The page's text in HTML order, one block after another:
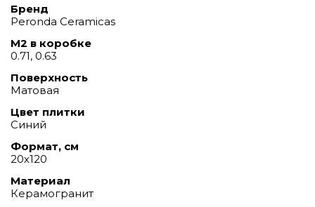
Бренд
Peronda Ceramicas
М2 в коробке
0.71, 0.63
Поверхность
Матовая
Цвет плитки
Синий
Формат, см
20х120
Материал
Керамогранит